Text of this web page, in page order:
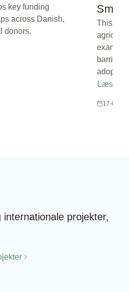
key funding
across Danish,
donors.
Smart
This
barriers
Læs
17-06-
projekter,